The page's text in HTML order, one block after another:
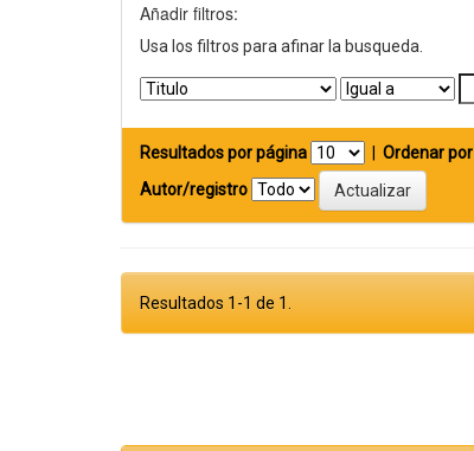
Añadir filtros:
Usa los filtros para afinar la busqueda.
Resultados por página Ordenar por
Autor/registro
Resultados 1-1 de 1.